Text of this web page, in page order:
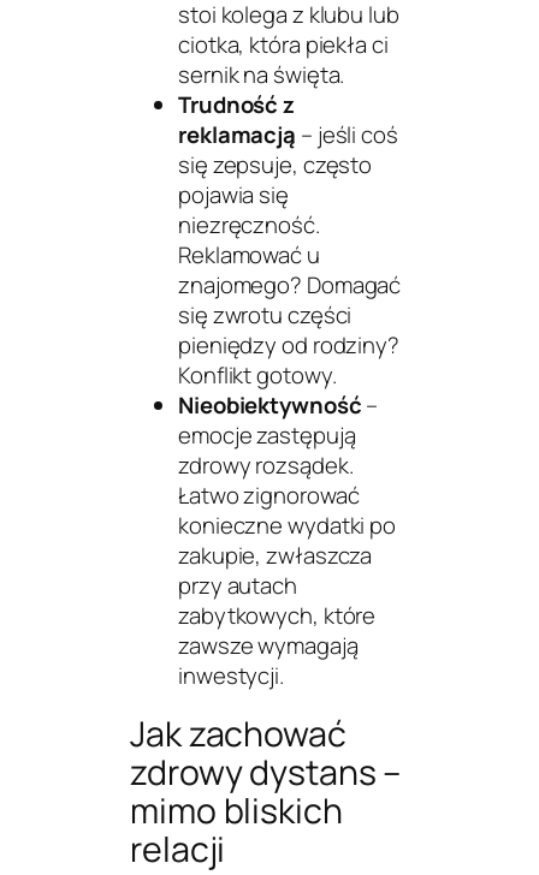
stoi kolega z klubu lub
ciotka, która piekła ci
sernik na święta.
Trudność z
reklamacją – jeśli coś
się zepsuje, często
pojawia się
niezręczność.
Reklamować u
znajomego? Domagać
się zwrotu części
pieniędzy od rodziny?
Konflikt gotowy.
Nieobiektywność–
emocje zastępują
zdrowy rozsądek.
Łatwo zignorować
konieczne wydatki po
zakupie, zwłaszcza
przy autach
zabytkowych, które
zawsze wymagają
inwestycji.
Jak zachować
zdrowy dystans –
mimo bliskich
relacji